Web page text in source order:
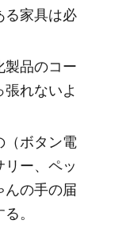
る家具は必
製品のコー
張れないよ
（ボタン電
ー、ペッ
んの手の届
。